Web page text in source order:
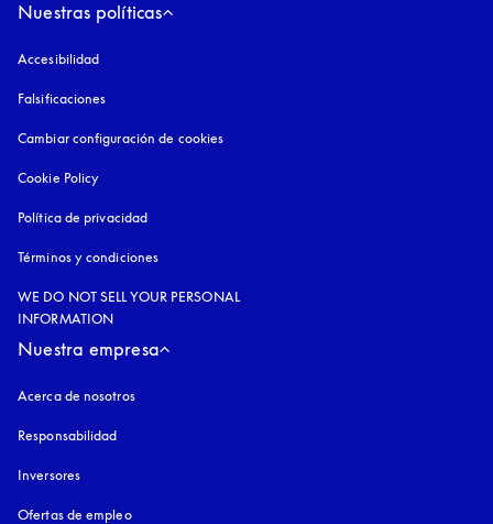
Nuestras políticas
Accesibilidad
Falsificaciones
Cambiar configuración de cookies
Cookie Policy
Política de privacidad
Términos y condiciones
WE DO NOT SELL YOUR PERSONAL
INFORMATION
Nuestra empresa
Acerca de nosotros
Responsabilidad
Inversores
Ofertas de empleo